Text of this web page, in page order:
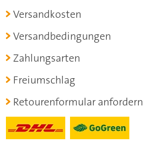
Versandkosten
Versandbedingungen
Zahlungsarten
Freiumschlag
Retourenformular anfordern